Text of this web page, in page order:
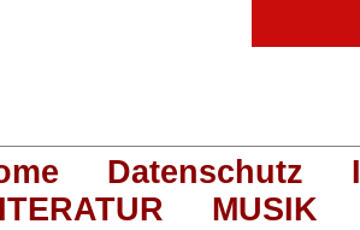
Datenschutz
MUSIK